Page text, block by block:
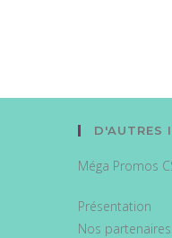
D'AUTRES
Méga Promos
Présentation
Nos